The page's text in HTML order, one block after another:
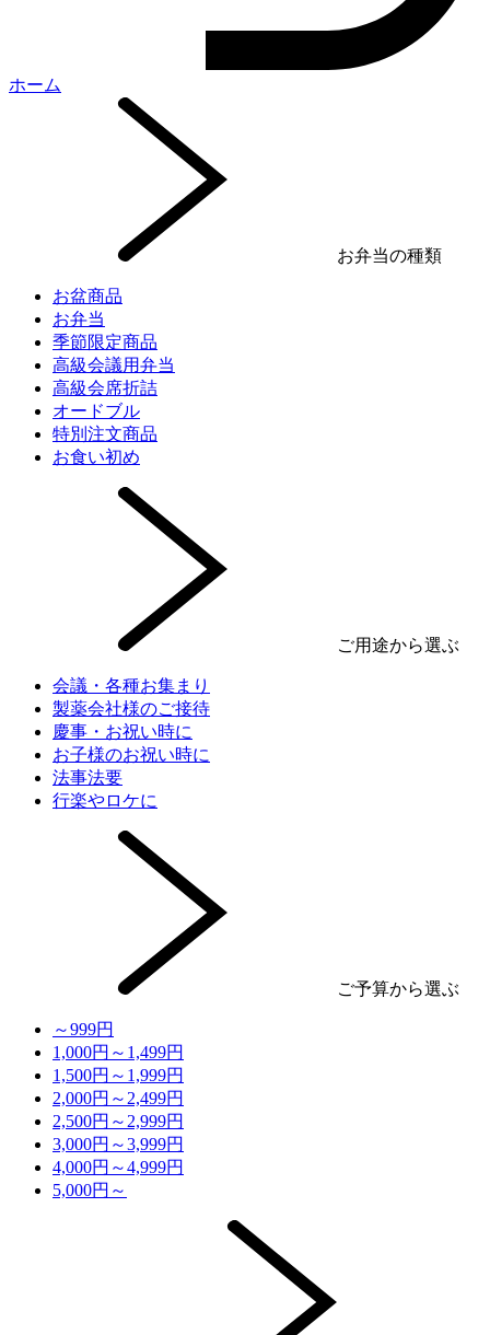
ホーム
お弁当の種類
お盆商品
お弁当
季節限定商品
高級会議用弁当
高級会席折詰
オードブル
特別注文商品
お食い初め
ご用途から選ぶ
会議・各種お集まり
製薬会社様のご接待
慶事・お祝い時に
お子様のお祝い時に
法事法要
行楽やロケに
ご予算から選ぶ
～999円
1,000円～1,499円
1,500円～1,999円
2,000円～2,499円
2,500円～2,999円
3,000円～3,999円
4,000円～4,999円
5,000円～